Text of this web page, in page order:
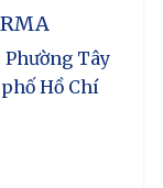
Phường Tây
Hồ Chí